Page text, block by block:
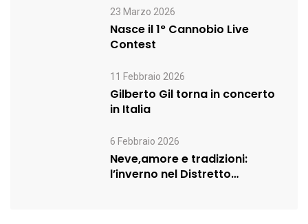
23 Marzo 2026
Nasce il 1° Cannobio Live
Contest
11 Febbraio 2026
Gilberto Gil torna in concerto
in Italia
6 Febbraio 2026
Neve,amore e tradizioni:
l’inverno nel Distretto